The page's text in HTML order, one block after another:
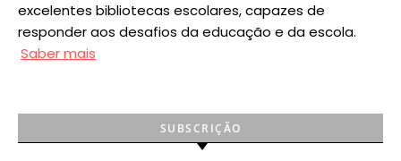
excelentes bibliotecas escolares, capazes de
responder aos desafios da educação e da escola.
Saber mais
SUBSCRIÇÃO